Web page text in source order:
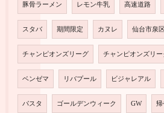
豚骨ラーメン レモン牛乳 高速道路
スタバ 期間限定 カヌレ 仙台市泉区
チャンピオンズリーグ チャンピオンズリ
ベンゼマ リバプール ビジャレアル
パスタ ゴールデンウィーク GW 帰